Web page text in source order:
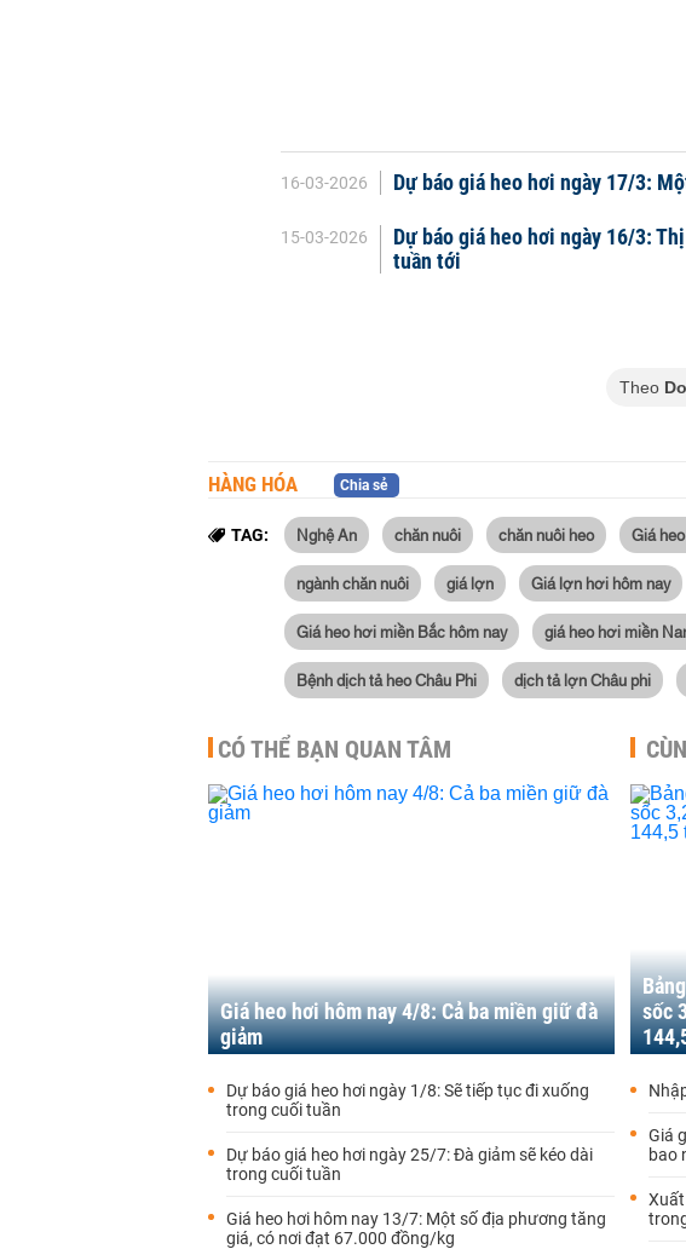
16-03-2026 Dự báo giá heo hơi ngày 17/3:
15-03-2026
Dự báo giá heo hơi ngày 16/3:
tuần tới
Theo
HÀNG HÓA Chia sẻ
TAG: Nghệ An chăn nuôi chăn nuôi heo Giá
ngành chăn nuôi giá lợn Giá lợn hơi hôm nay
Giá heo hơi miền Bắc hôm nay giá heo hơi miền
Bệnh dịch tả heo Châu Phi dịch tả lợn Châu phi
CÓ THỂ BẠN QUAN TÂM
Giá heo hơi hôm nay 4/8: Cả ba miền giữ đà
giảm
Dự báo giá heo hơi ngày 1/8: Sẽ tiếp tục đi xuống
trong cuối tuần
Dự báo giá heo hơi ngày 25/7: Đà giảm sẽ kéo dài
trong cuối tuần
Giá heo hơi hôm nay 13/7: Một số địa phương tăng
giá, có nơi đạt 67.000 đồng/kg
sốc
Giá
bao